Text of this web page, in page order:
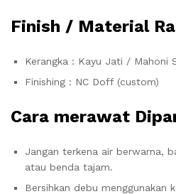
Finish / Material
Kerangka : Kayu Jati / Mahoni
Finishing : NC Doff (custom)
Cara merawat
Jangan terkena air berwarna,
atau benda tajam.
Bersihkan debu menggunakan